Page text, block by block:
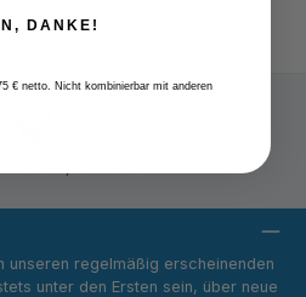
unseren regelmäßig erscheinenden
unter den Ersten sein, über neue
DANKE!
€ netto. Nicht kombinierbar mit anderen